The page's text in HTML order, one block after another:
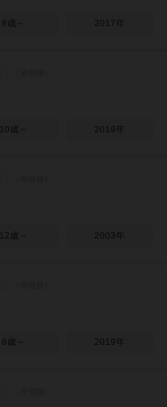
8歳～ 2017年
10歳～ 2019年
12歳～ 2003年
8歳～ 2019年